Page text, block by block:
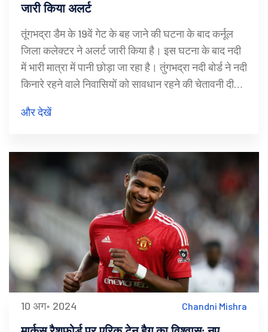
जारी किया अलर्ट
तूंगभद्रा डैम के 19वें गेट के बह जाने की घटना के बाद कर्नूल
जिला कलेक्टर ने अलर्ट जारी किया है। इस घटना के बाद नदी
में भारी मात्रा में पानी छोड़ा जा रहा है। तुंगभद्रा नदी बोर्ड ने नदी
किनारे रहने वाले निवासियों को सावधान रहने की चेतावनी दी
और देखें
10 अग॰ 2024 Chandni Mishra